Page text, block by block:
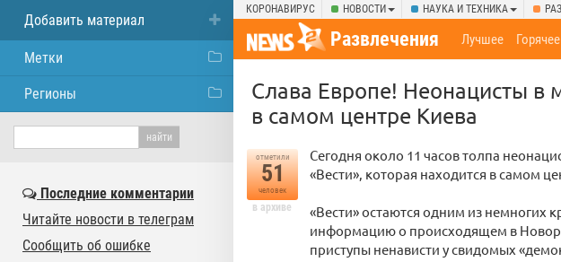
КОРОНАВИРУС НОВОСТИ НАУКА И ТЕХНИКА
Развлечения Лучшее Горячее
Слава Европе! Неонацисты в
в самом центре Киева
отметили
51
человек
в архиве
Сегодня около 11 часов толпа
«Вести», которая находится в самом
«Вести» остаются одним из немногих
информацию о происходящем в
приступы ненависти у свидомых
Добавить материал
Метки
Регионы
Последние комментарии
Читайте новости в телеграм
Сообщить об ошибке